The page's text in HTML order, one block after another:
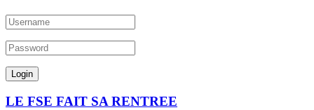
LE FSE FAIT SA RENTREE